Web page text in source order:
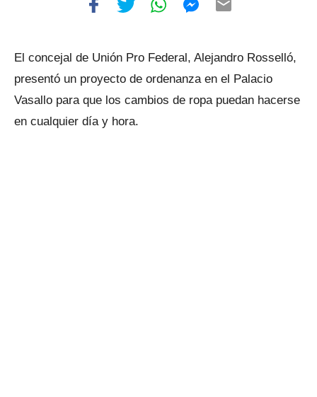
El concejal de Unión Pro Federal, Alejandro Rosselló,
presentó un proyecto de ordenanza en el Palacio
Vasallo para que los cambios de ropa puedan hacerse
en cualquier día y hora.